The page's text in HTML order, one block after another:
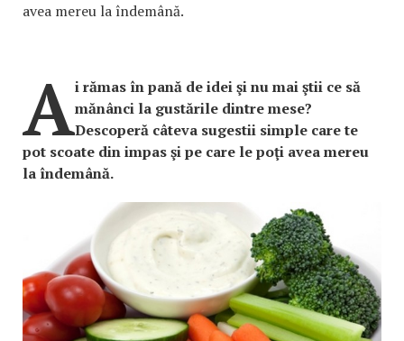
avea mereu la îndemână.
Ai rămas în pană de idei şi nu mai ştii ce să
mănânci la gustările dintre mese?
Descoperă câteva sugestii simple care te
pot scoate din impas şi pe care le poţi avea mereu
la îndemână.